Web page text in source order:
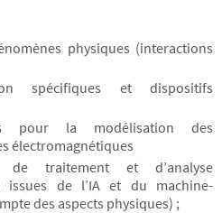
physiques (interactions
spécifiques et dispositifs
pour la modélisation des
électromagnétiques
de traitement et d’analyse
issues de l’IA et du machine-
des aspects physiques) ;